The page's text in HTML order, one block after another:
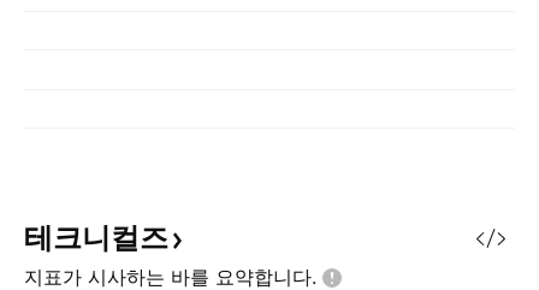
테크니컬즈
지표가 시사하는 바를 요약합니다.